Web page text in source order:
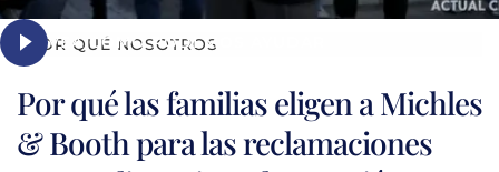
POR QUÉ NOSOTROS
Por qué las familias eligen a Michles
& Booth para las reclamaciones
VEA CÓMO PODEMOS AYUDAR